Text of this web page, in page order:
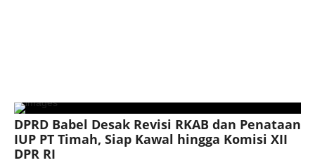
DPRD Babel Desak Revisi RKAB dan Penataan
IUP PT Timah, Siap Kawal hingga Komisi XII
DPR RI